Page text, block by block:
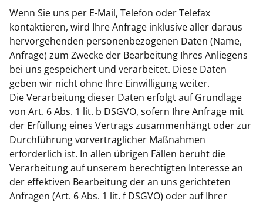
Wenn Sie uns per E-Mail, Telefon oder Telefax
kontaktieren, wird Ihre Anfrage inklusive aller daraus
hervorgehenden personenbezogenen Daten (Name,
Anfrage) zum Zwecke der Bearbeitung Ihres Anliegens
bei uns gespeichert und verarbeitet. Diese Daten
geben wir nicht ohne Ihre Einwilligung weiter.
Die Verarbeitung dieser Daten erfolgt auf Grundlage
von Art. 6 Abs. 1 lit. b DSGVO, sofern Ihre Anfrage mit
der Erfüllung eines Vertrags zusammenhängt oder zur
Durchführung vorvertraglicher Maßnahmen
erforderlich ist. In allen übrigen Fällen beruht die
Verarbeitung auf unserem berechtigten Interesse an
der effektiven Bearbeitung der an uns gerichteten
Anfragen (Art. 6 Abs. 1 lit. f DSGVO) oder auf Ihrer